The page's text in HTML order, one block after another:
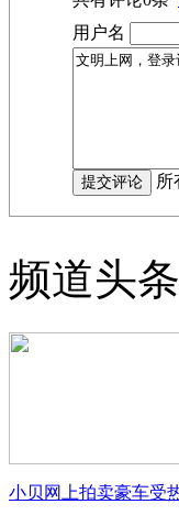
用户名
所
频道头条
小贝网上拍卖豪车受